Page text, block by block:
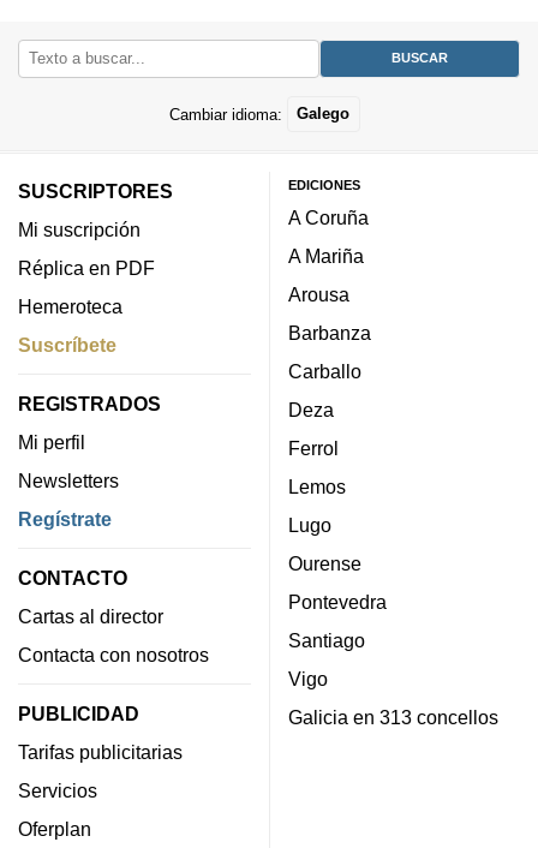
Cambiar idioma: Galego
SUSCRIPTORES
Mi suscripción
Réplica en PDF
Hemeroteca
Suscríbete
REGISTRADOS
Mi perfil
Newsletters
Regístrate
CONTACTO
Cartas al director
Contacta con nosotros
PUBLICIDAD
Tarifas publicitarias
Servicios
Oferplan
EDICIONES
A Coruña
A Mariña
Arousa
Barbanza
Carballo
Deza
Ferrol
Lemos
Lugo
Ourense
Pontevedra
Santiago
Vigo
Galicia en 313 concellos